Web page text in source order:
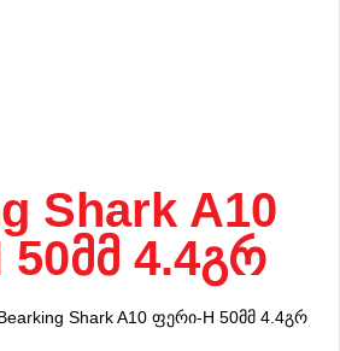
Shark A10
4.4გრ
Bearking Shark A10 ფერი-H 50მმ 4.4გრ